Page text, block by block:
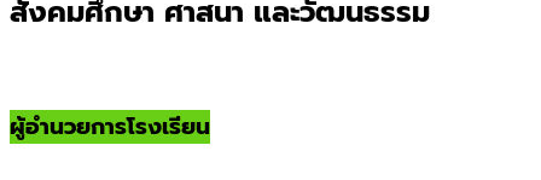
สังคมศึกษา ศาสนา และวัฒนธรรม
ผู้อำนวยการโรงเรียน